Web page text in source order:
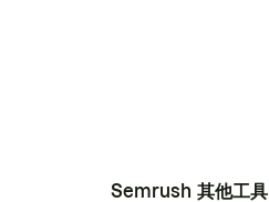
Semrush 其他工具